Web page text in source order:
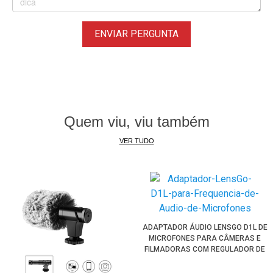
Ele funciona com energia plug-in através da conexão TRS
para sua Câmera, ou pode ser alimentado via USB. (Cabo
USB x USB-C não incluso).
optou por optar por uma montagem de choque robusta no
estilo de suspensão Rycote Lyre projetada para fixação em
uma Câmera ou haste de Boom. Isso simplifica a
vibrações da câmera. O sistema de trilho deslizante do
shockmount permite que você mude a posição do
microfone para frente ou para trás para um
posicionamento perfeito. Esqueça o cabeamento
bagunçado; o gerenciamento de cabos integrado mantém
ENVIAR PERGUNTA
Quem viu, viu também
VER TUDO
ADAPTADOR ÁUDIO LENSGO D1L DE
MICROFONES PARA CÂMERAS E
FILMADORAS COM REGULADOR DE